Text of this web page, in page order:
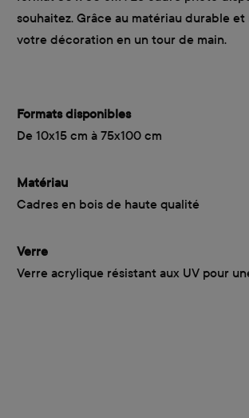
souhaitez. Grâce au matériau durable
votre décoration en un tour de main.
Formats disponibles
De 10x15 cm à 75x100 cm
Matériau
Cadres en bois de haute qualité
Verre
Verre acrylique résistant aux UV pour